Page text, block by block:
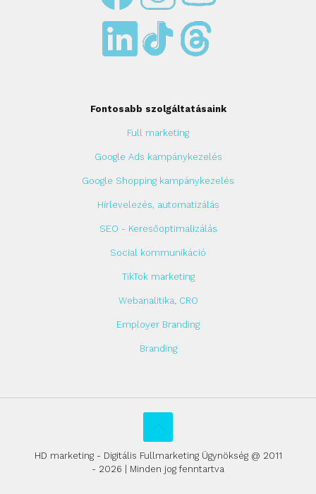
Fontosabb szolgáltatásaink
Full marketing
Google Ads kampánykezelés
Google Shopping kampánykezelés
Hírlevelezés, automatizálás
SEO - Keresőoptimalizálás
Social kommunikáció
TikTok marketing
Webanalitika, CRO
Employer Branding
Branding
HD marketing - Digitális Fullmarketing Ügynökség @ 2011
- 2026 | Minden jog fenntartva